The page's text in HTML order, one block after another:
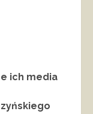
ich media